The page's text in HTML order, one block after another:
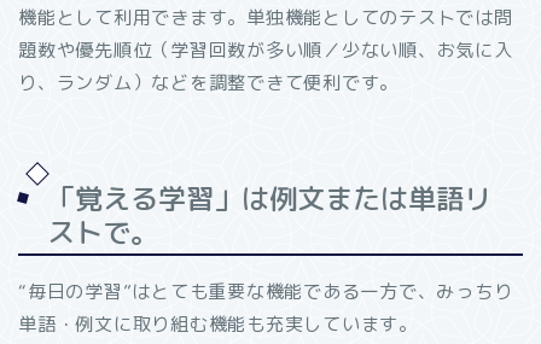
機能として利用できます。単独機能としてのテストでは問
題数や優先順位（学習回数が多い順／少ない順、お気に入
り、ランダム）などを調整できて便利です。
「覚える学習」は例文または単語リ
ストで。
“毎日の学習”はとても重要な機能である一方で、みっちり
単語・例文に取り組む機能も充実しています。